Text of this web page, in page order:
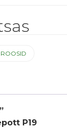
ROOSID
P19